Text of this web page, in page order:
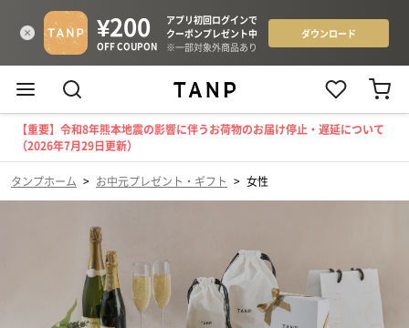
【重要】令和8年熊本地震の影響に伴うお荷物のお届け停止・遅延について
（2026年7月29日更新）
タンプホーム > お中元プレゼント・ギフト > 女性